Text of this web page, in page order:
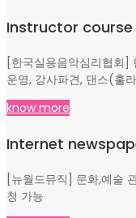
Instructor course
[한국실용음악심리협회]
운영, 강사파견, 댄스(훌
know more
Internet
[뉴월드뮤직] 문화,예술
청 가능